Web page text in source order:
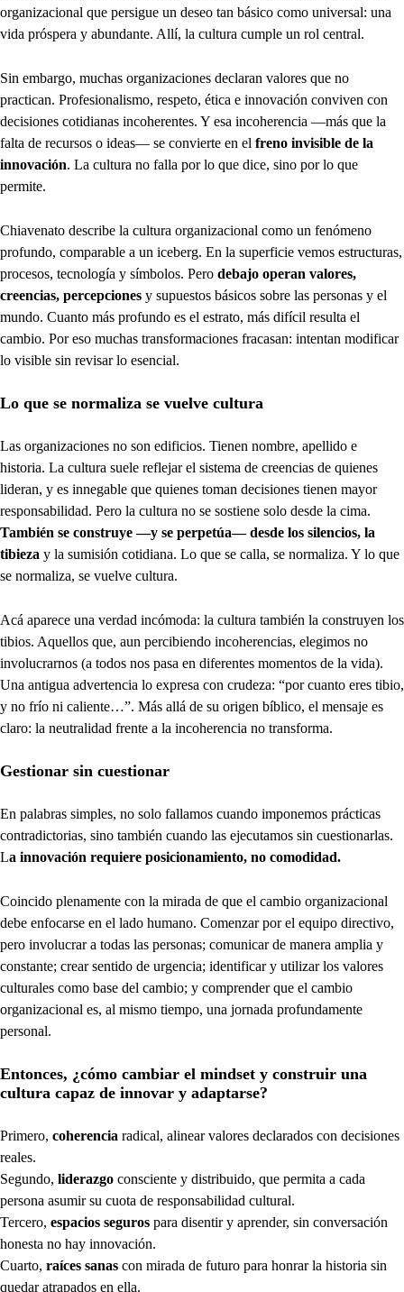
organizacional que persigue un deseo tan básico como universal: una
vida próspera y abundante. Allí, la cultura cumple un rol central.
Sin embargo, muchas organizaciones declaran valores que no
practican. Profesionalismo, respeto, ética e innovación conviven con
decisiones cotidianas incoherentes. Y esa incoherencia —más que la
falta de recursos o ideas— se convierte en el freno invisible de la
innovación. La cultura no falla por lo que dice, sino por lo que
permite.
Chiavenato describe la cultura organizacional como un fenómeno
profundo, comparable a un iceberg. En la superficie vemos estructuras,
procesos, tecnología y símbolos. Pero debajo operan valores,
creencias, percepciones y supuestos básicos sobre las personas y el
mundo. Cuanto más profundo es el estrato, más difícil resulta el
cambio. Por eso muchas transformaciones fracasan: intentan modificar
lo visible sin revisar lo esencial.
Lo que se normaliza se vuelve cultura
Las organizaciones no son edificios. Tienen nombre, apellido e
historia. La cultura suele reflejar el sistema de creencias de quienes
lideran, y es innegable que quienes toman decisiones tienen mayor
responsabilidad. Pero la cultura no se sostiene solo desde la cima.
También se construye —y se perpetúa— desde los silencios, la
tibieza y la sumisión cotidiana. Lo que se calla, se normaliza. Y lo que
se normaliza, se vuelve cultura.
Acá aparece una verdad incómoda: la cultura también la construyen los
tibios. Aquellos que, aun percibiendo incoherencias, elegimos no
involucrarnos (a todos nos pasa en diferentes momentos de la vida).
Una antigua advertencia lo expresa con crudeza: “por cuanto eres tibio,
y no frío ni caliente…”. Más allá de su origen bíblico, el mensaje es
claro: la neutralidad frente a la incoherencia no transforma.
Gestionar sin cuestionar
En palabras simples, no solo fallamos cuando imponemos prácticas
contradictorias, sino también cuando las ejecutamos sin cuestionarlas.
La innovación requiere posicionamiento, no comodidad.
Coincido plenamente con la mirada de que el cambio organizacional
debe enfocarse en el lado humano. Comenzar por el equipo directivo,
pero involucrar a todas las personas; comunicar de manera amplia y
constante; crear sentido de urgencia; identificar y utilizar los valores
culturales como base del cambio; y comprender que el cambio
organizacional es, al mismo tiempo, una jornada profundamente
personal.
Entonces, ¿cómo cambiar el mindset y construir una
cultura capaz de innovar y adaptarse?
Primero, coherencia radical, alinear valores declarados con decisiones
reales.
Segundo, liderazgo consciente y distribuido, que permita a cada
persona asumir su cuota de responsabilidad cultural.
Tercero, espacios seguros para disentir y aprender, sin conversación
honesta no hay innovación.
Cuarto, raíces sanas con mirada de futuro para honrar la historia sin
quedar atrapados en ella.